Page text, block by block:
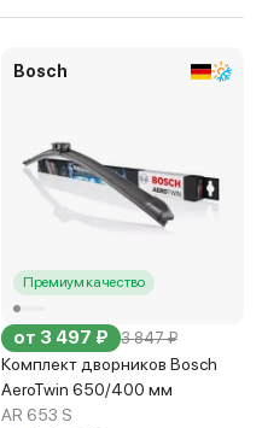
Bosch
Премиум качество
от 3 497 ₽ 3 847 ₽
Комплект дворников Bosch
AeroTwin 650/400 мм
AR 653 S